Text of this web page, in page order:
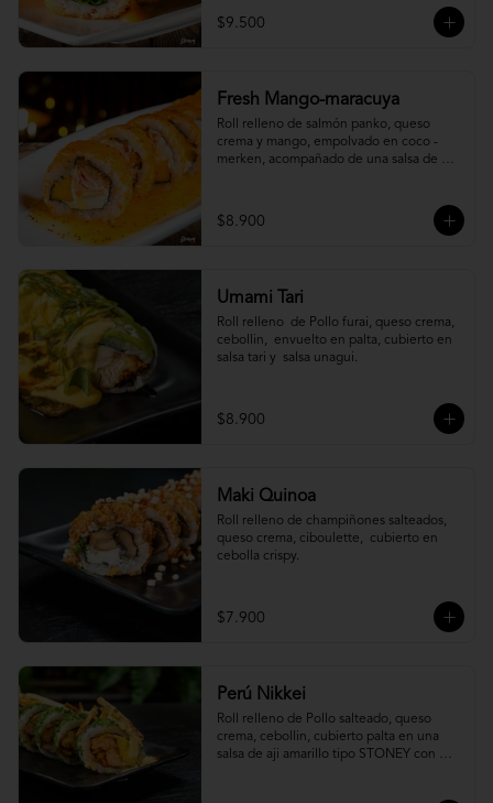
$9.500
Fresh Mango-maracuya
Roll relleno de salmón panko, queso
crema y mango, empolvado en coco -
merken, acompañado de una salsa de
$8.900
Umami Tari
Roll relleno  de Pollo furai, queso crema,
cebollin,  envuelto en palta, cubierto en
salsa tari y  salsa unagui.
$8.900
Maki Quinoa
​Roll relleno de champiñones salteados,
queso crema, ciboulette,  cubierto en
cebolla crispy.
$7.900
Perú Nikkei
Roll relleno de Pollo salteado, queso
crema, cebollin, cubierto palta en una
salsa de aji amarillo tipo STONEY con